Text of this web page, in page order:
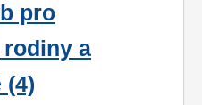
pro
rodiny a
(4)